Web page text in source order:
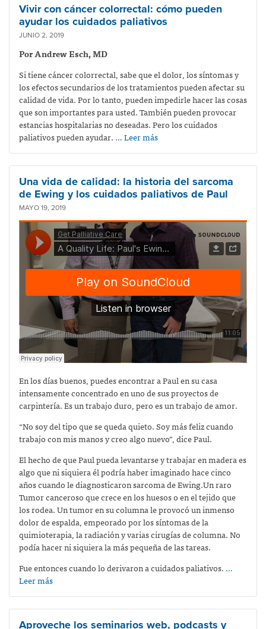
Vivir con cáncer colorrectal: cómo pueden
ayudar los cuidados paliativos
JUNIO 2, 2019
Por Andrew Esch, MD
Si tiene cáncer colorrectal, sabe que el dolor, los síntomas y
los efectos secundarios de los tratamientos pueden afectar su
calidad de vida. Por lo tanto, pueden impedirle hacer las cosas
que son importantes para usted. También pueden provocar
estancias hospitalarias no deseadas. Pero los cuidados
paliativos pueden ayudar. … Leer más
Una vida de calidad: la historia del sarcoma
de Ewing y los cuidados paliativos de Paul
MAYO 19, 2019
En los días buenos, puedes encontrar a Paul en su casa
intensamente concentrado en uno de sus proyectos de
carpintería. Es un trabajo duro, pero es un trabajo de amor.
“No soy del tipo que se queda quieto. Soy más feliz cuando
trabajo con mis manos y creo algo nuevo”, dice Paul.
El hecho de que Paul pueda levantarse y trabajar en madera es
algo que ni siquiera él podría haber imaginado hace cinco
años cuando le diagnosticaron sarcoma de Ewing.Un raro
Tumor canceroso que crece en los huesos o en el tejido que
los rodea. Un tumor en su columna le provocó un inmenso
dolor de espalda, empeorado por los síntomas de la
quimioterapia, la radiación y varias cirugías de columna. No
podía hacer ni siquiera la más pequeña de las tareas.
Fue entonces cuando lo derivaron a cuidados paliativos. …
Leer más
Aproveche los seminarios web, podcasts y